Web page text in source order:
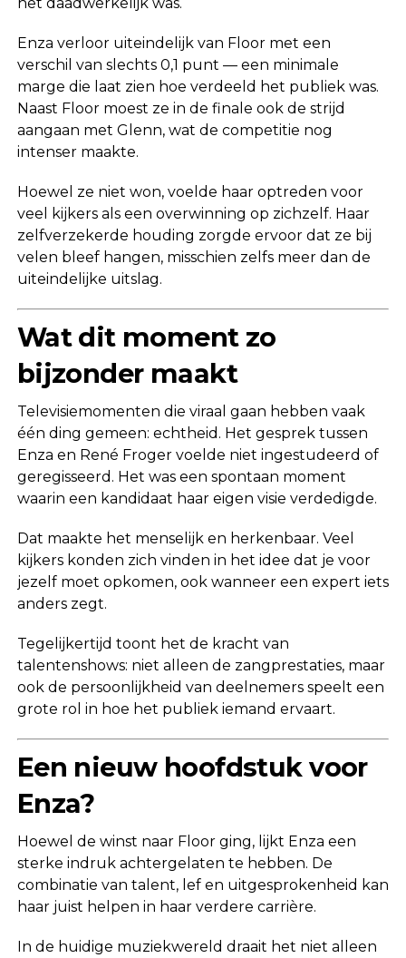
Enza verloor uiteindelijk van Floor met een
verschil van slechts 0,1 punt — een minimale
marge die laat zien hoe verdeeld het publiek was.
Naast Floor moest ze in de finale ook de strijd
aangaan met Glenn, wat de competitie nog
intenser maakte.
Hoewel ze niet won, voelde haar optreden voor
veel kijkers als een overwinning op zichzelf. Haar
zelfverzekerde houding zorgde ervoor dat ze bij
velen bleef hangen, misschien zelfs meer dan de
uiteindelijke uitslag.
Wat dit moment zo
bijzonder maakt
Televisiemomenten die viraal gaan hebben vaak
één ding gemeen: echtheid. Het gesprek tussen
Enza en René Froger voelde niet ingestudeerd of
geregisseerd. Het was een spontaan moment
waarin een kandidaat haar eigen visie verdedigde.
Dat maakte het menselijk en herkenbaar. Veel
kijkers konden zich vinden in het idee dat je voor
jezelf moet opkomen, ook wanneer een expert iets
anders zegt.
Tegelijkertijd toont het de kracht van
talentenshows: niet alleen de zangprestaties, maar
ook de persoonlijkheid van deelnemers speelt een
grote rol in hoe het publiek iemand ervaart.
Een nieuw hoofdstuk voor
Enza?
Hoewel de winst naar Floor ging, lijkt Enza een
sterke indruk achtergelaten te hebben. De
combinatie van talent, lef en uitgesprokenheid kan
haar juist helpen in haar verdere carrière.
In de huidige muziekwereld draait het niet alleen